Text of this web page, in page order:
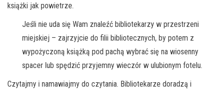
książki jak powietrze.
Jeśli nie uda się Wam znaleźć bibliotekarzy w przestrzeni
miejskiej – zajrzyjcie do filii bibliotecznych, by potem z
wypożyczoną książką pod pachą wybrać się na wiosenny
spacer lub spędzić przyjemny wieczór w ulubionym fotelu.
Czytajmy i namawiajmy do czytania. Bibliotekarze doradzą i